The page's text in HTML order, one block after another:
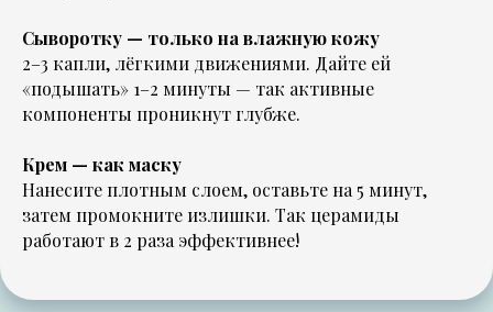
Сыворотку — только на влажную кожу
2–3 капли, лёгкими движениями. Дайте ей
«подышать» 1–2 минуты — так активные
компоненты проникнут глубже.
Крем — как маску
Нанесите плотным слоем, оставьте на 5 минут,
затем промокните излишки. Так церамиды
работают в 2 раза эффективнее!